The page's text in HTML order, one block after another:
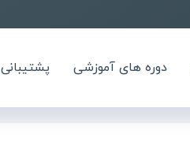
دوره های آموزشی پشتیبانی